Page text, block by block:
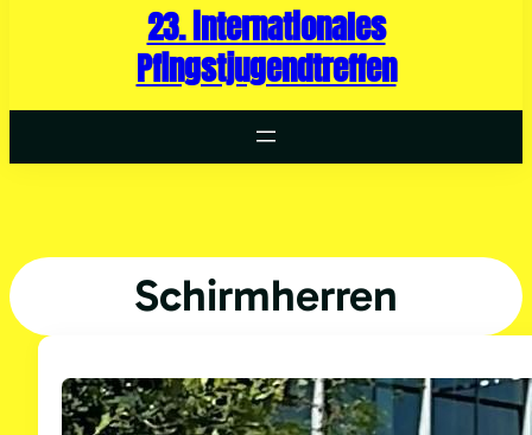
23. internationales
Pfingstjugendtreffen
Schirmherren